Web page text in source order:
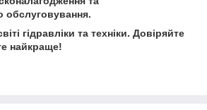
обслуговування.
гідравліки та техніки. Довіряйте
найкраще!